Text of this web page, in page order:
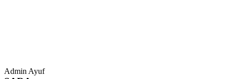
Admin Ayuf